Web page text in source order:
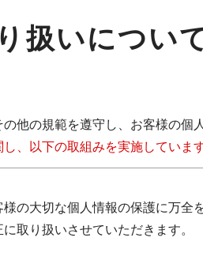
扱いについ
他の規範を遵守し、お客様の個
、以下の取組みを実施しています
の大切な個人情報の保護に万全
取り扱いさせていただきます。